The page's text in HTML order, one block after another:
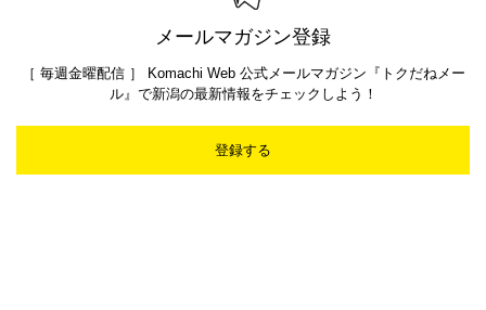
メールマガジン登録
［ 毎週金曜配信 ］ Komachi Web 公式メールマガジン『トクだねメー
ル』で新潟の最新情報をチェックしよう！
登録する